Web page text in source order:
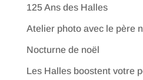
125 Ans des Halles
Atelier photo avec le père
Nocturne de noël
Les Halles boostent votre